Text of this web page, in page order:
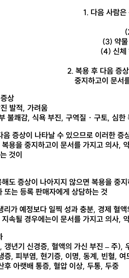
1. 다음 사람
(3) 약물
(4) 신체
2. 복용 후 다음 증
중지하고이 문서
상
발적, 가려움
불쾌감, 식욕 부진, 구역질 · 구토, 심한
음 증상이 나타날 수 있으므로 이러한 증
용을 중지하고이 문서를 가지고 의사,
것이
도 증상이 나아지지 않으면 복용을 중
또는 등록 판매자에게 상담하는 것
리가 예정보다 일찍 성과 충분, 경제 혈
속될 경우에는이 문서를 가지고 의사,
갱년기 신경증, 혈액의 가신 부진 – 주),
증, 피부염, 현기증, 이명, 동계, 빈혈, 여
후 아랫배 통증, 혈압 이상, 두통, 두중